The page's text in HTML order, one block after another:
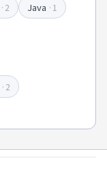
·2 Java ·1
·2